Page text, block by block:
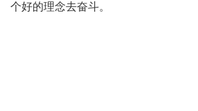
个好的理念去奋斗。